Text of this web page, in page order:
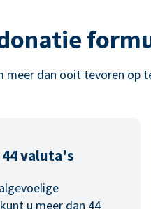
meer dan ooit tevoren op
valuta's
u meer dan 44